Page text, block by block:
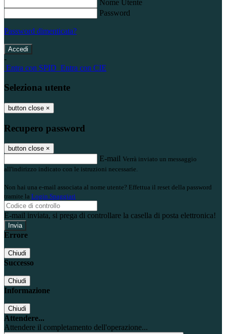
Nome Utente
Password
Password dimenticata?
-
Entra con SPID Entra con CIE
Seleziona utente
button close ×
Recupero password
button close ×
E-mail Verrà inviato un messaggio
all'indirizzo indicato con le istruzioni necessarie.
Non hai una e-mail associata al nome utente? Effettua il reset della password
tramite la Login Spaggiari
E-mail inviata, si prega di controllare la casella di posta elettronica!
Errore
Chiudi
Successo
Chiudi
Informazione
Chiudi
Attendere...
Attendere il completamento dell'operazione...